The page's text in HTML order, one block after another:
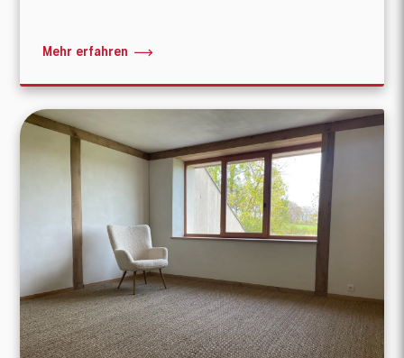
Mehr erfahren